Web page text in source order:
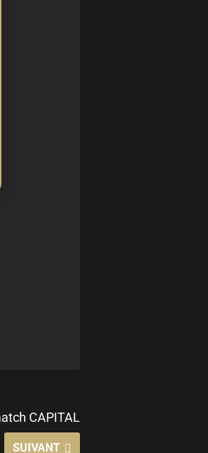
CAPITAL
SUIVANT